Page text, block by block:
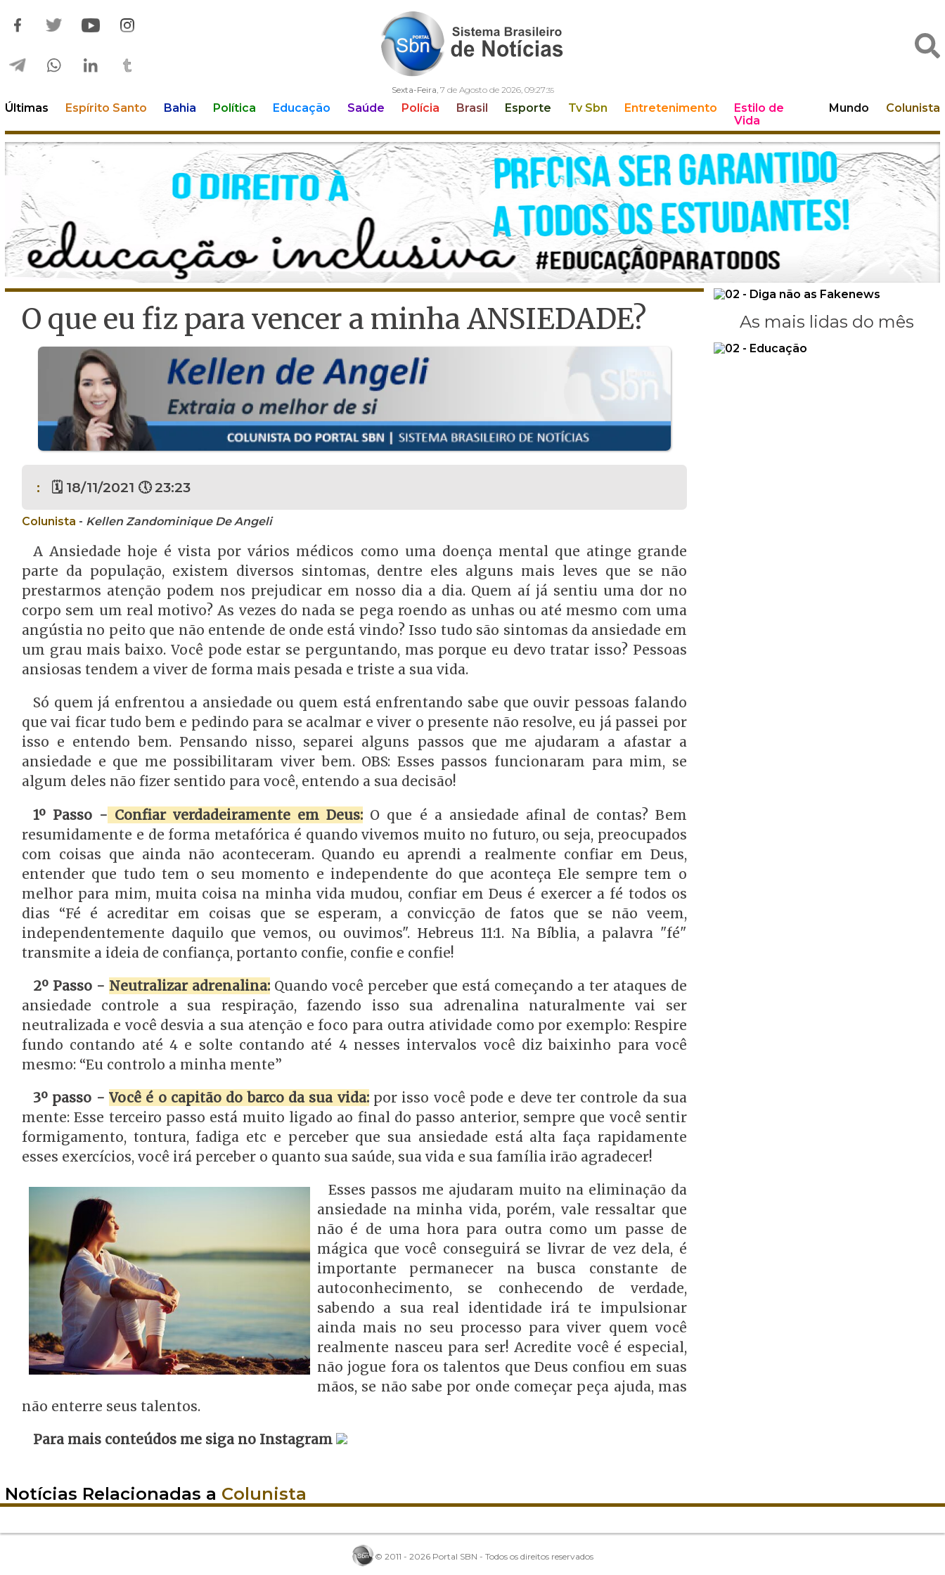
Sexta-Feira, 7 de Agosto de 2026, 09:27:36
Últimas Espírito Santo Bahia Política Educação Saúde Polícia Brasil Esporte Tv Sbn Entretenimento
Estilo de
Vida
Mundo Colunista
O que eu fiz para vencer a minha ANSIEDADE?
: 🗓 18/11/2021 🕔 23:23
Colunista - Kellen Zandominique De Angeli
A Ansiedade hoje é vista por vários médicos como uma doença mental que atinge grande
parte da população, existem diversos sintomas, dentre eles alguns mais leves que se não
prestarmos atenção podem nos prejudicar em nosso dia a dia. Quem aí já sentiu uma dor no
corpo sem um real motivo? As vezes do nada se pega roendo as unhas ou até mesmo com uma
angústia no peito que não entende de onde está vindo? Isso tudo são sintomas da ansiedade em
um grau mais baixo. Você pode estar se perguntando, mas porque eu devo tratar isso? Pessoas
ansiosas tendem a viver de forma mais pesada e triste a sua vida.
Só quem já enfrentou a ansiedade ou quem está enfrentando sabe que ouvir pessoas falando
que vai ficar tudo bem e pedindo para se acalmar e viver o presente não resolve, eu já passei por
isso e entendo bem. Pensando nisso, separei alguns passos que me ajudaram a afastar a
ansiedade e que me possibilitaram viver bem. OBS: Esses passos funcionaram para mim, se
algum deles não fizer sentido para você, entendo a sua decisão!
1º Passo - Confiar verdadeiramente em Deus: O que é a ansiedade afinal de contas? Bem
resumidamente e de forma metafórica é quando vivemos muito no futuro, ou seja, preocupados
com coisas que ainda não aconteceram. Quando eu aprendi a realmente confiar em Deus,
entender que tudo tem o seu momento e independente do que aconteça Ele sempre tem o
melhor para mim, muita coisa na minha vida mudou, confiar em Deus é exercer a fé todos os
dias “Fé é acreditar em coisas que se esperam, a convicção de fatos que se não veem,
independentemente daquilo que vemos, ou ouvimos". Hebreus 11:1. Na Bíblia, a palavra "fé"
transmite a ideia de confiança, portanto confie, confie e confie!
2º Passo - Neutralizar adrenalina: Quando você perceber que está começando a ter ataques de
ansiedade controle a sua respiração, fazendo isso sua adrenalina naturalmente vai ser
neutralizada e você desvia a sua atenção e foco para outra atividade como por exemplo: Respire
fundo contando até 4 e solte contando até 4 nesses intervalos você diz baixinho para você
mesmo: “Eu controlo a minha mente”
3º passo - Você é o capitão do barco da sua vida:por isso você pode e deve ter controle da sua
mente: Esse terceiro passo está muito ligado ao final do passo anterior, sempre que você sentir
formigamento, tontura, fadiga etc e perceber que sua ansiedade está alta faça rapidamente
esses exercícios, você irá perceber o quanto sua saúde, sua vida e sua família irão agradecer!
Esses passos me ajudaram muito na eliminação da
ansiedade na minha vida, porém, vale ressaltar que
não é de uma hora para outra como um passe de
mágica que você conseguirá se livrar de vez dela, é
importante permanecer na busca constante de
autoconhecimento, se conhecendo de verdade,
sabendo a sua real identidade irá te impulsionar
ainda mais no seu processo para viver quem você
realmente nasceu para ser! Acredite você é especial,
não jogue fora os talentos que Deus confiou em suas
mãos, se não sabe por onde começar peça ajuda, mas
não enterre seus talentos.
Para mais conteúdos me siga no Instagram
As mais lidas do mês
Notícias Relacionadas a Colunista
© 2011 - 2026 Portal SBN - Todos os direitos reservados